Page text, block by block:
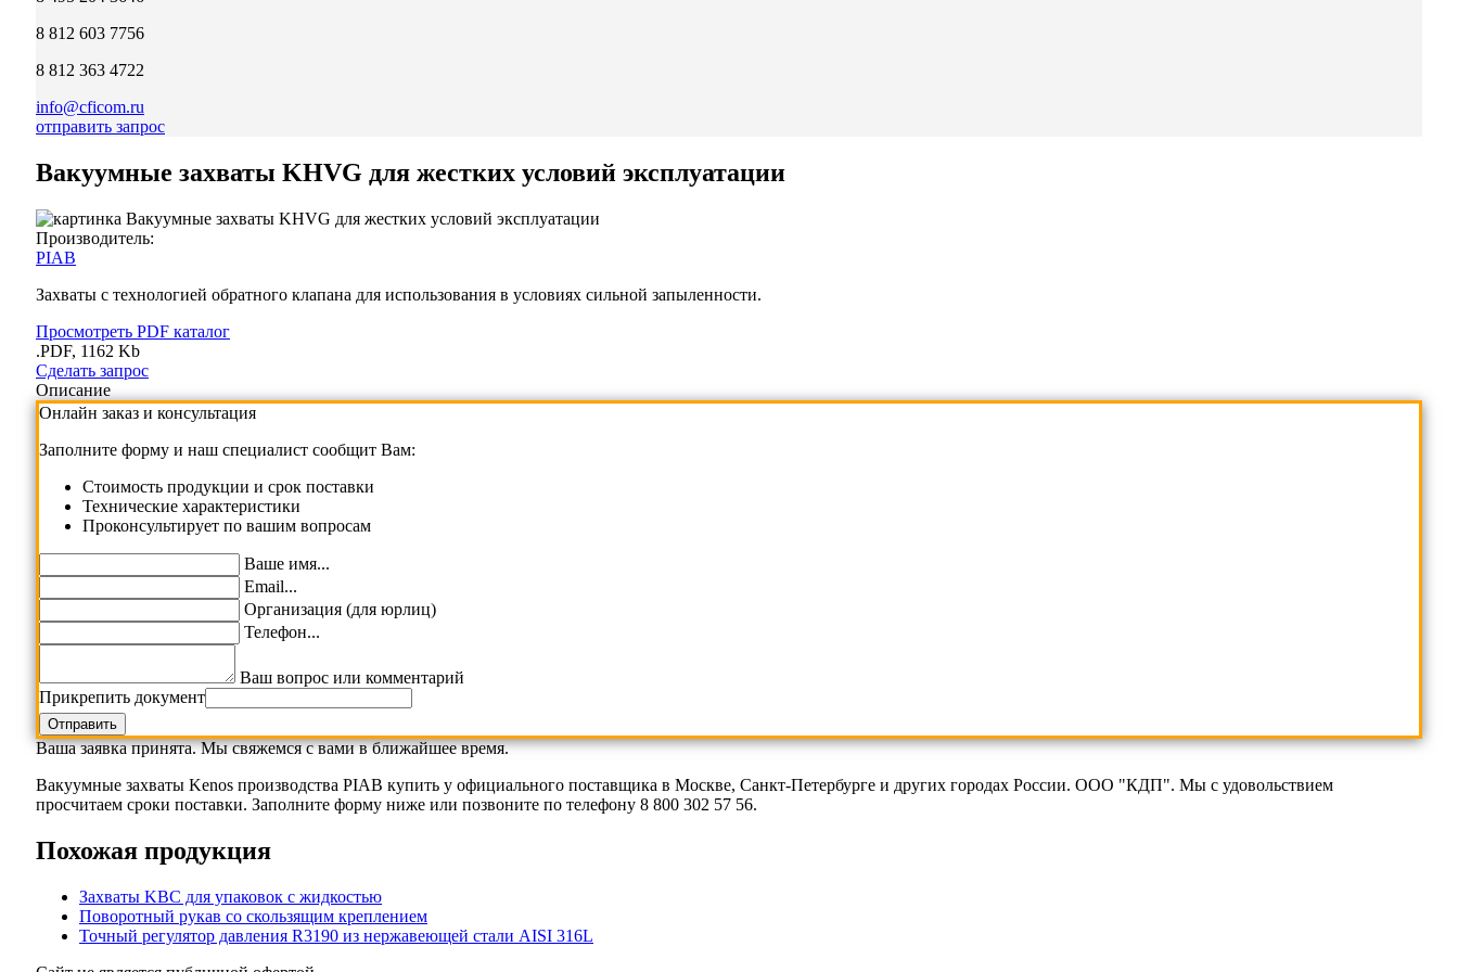
8 812 603 7756
8 812 363 4722
info@cficom.ru
отправить запрос
Вакуумные захваты KHVG для жестких условий эксплуатации
Производитель:
PIAB
Захваты с технологией обратного клапана для использования в условиях сильной запыленности.
Просмотреть PDF каталог
.PDF, 1162 Kb
Сделать запрос
Описание
Онлайн заказ и консультация
Заполните форму и наш специалист сообщит Вам:
Cтоимость продукции и срок поставки
Технические характеристики
Проконсультирует по вашим вопросам
Ваше имя...
Email...
Организация (для юрлиц)
Телефон...
Ваш вопрос или комментарий
Прикрепить документ
Ваша заявка принята. Мы свяжемся с вами в ближайшее время.
Вакуумные захваты Kenos производства PIAB купить у официального поставщика в Москве, Санкт-Петербурге и других городах России. ООО "КДП". Мы с удовольствием
просчитаем сроки поставки. Заполните форму ниже или позвоните по телефону 8 800 302 57 56.
Похожая продукция
Захваты KBC для упаковок с жидкостью
Поворотный рукав со скользящим креплением
Точный регулятор давления R3190 из нержавеющей стали AISI 316L